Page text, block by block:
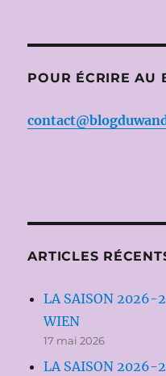
POUR ÉCRIRE AU
ARTICLES
LA SAISON 2026-
WIEN
17 mai 2026
LA SAISON 2026-